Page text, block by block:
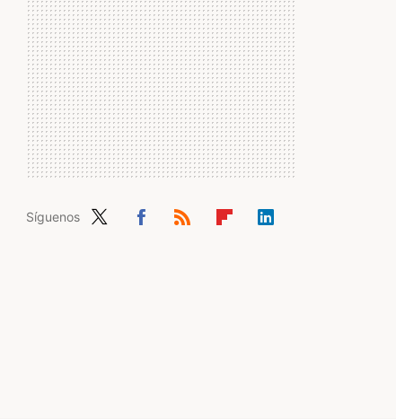
Síguenos